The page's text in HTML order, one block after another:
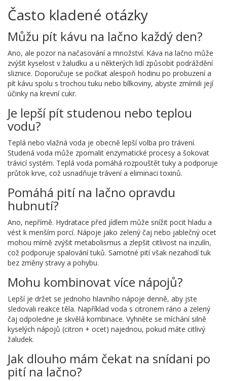
Často kladené otázky
Můžu pít kávu na lačno každý den?
Ano, ale pozor na načasování a množství. Káva na lačno může
zvýšit kyselost v žaludku a u některých lidí způsobit podráždění
sliznice. Doporučuje se počkat alespoň hodinu po probuzení a
pít kávu spolu s trochou tuku nebo bílkoviny, abyste zmírnili její
účinky na krevní cukr.
Je lepší pít studenou nebo teplou
vodu?
Teplá nebo vlažná voda je obecně lepší volba pro trávení.
Studená voda může zpomalit enzymatické procesy a šokovat
trávicí systém. Teplá voda pomáhá rozpouštět tuky a podporuje
průtok krve, což usnadňuje trávení a eliminaci toxinů.
Pomáhá pití na lačno opravdu
hubnutí?
Ano, nepřímě. Hydratace před jídlem může snížit pocit hladu a
vést k menším porcí. Nápoje jako zelený čaj nebo jablečný ocet
mohou mírně zvýšit metabolismus a zlepšit citlivost na inzulín,
což podporuje spalování tuků. Samotné pití však nezahodí tuk
bez změny stravy a pohybu.
Mohu kombinovat více nápojů?
Lepší je držet se jednoho hlavního nápoje denně, aby jste
sledovali reakce těla. Například voda s citronem ráno a zelený
čaj odpoledne je skvělá kombinace. Vyhněte se míchání silně
kyselých nápojů (citron + ocet) najednou, pokud máte citlivý
žaludek.
Jak dlouho mám čekat na snídani po
pití na lačno?